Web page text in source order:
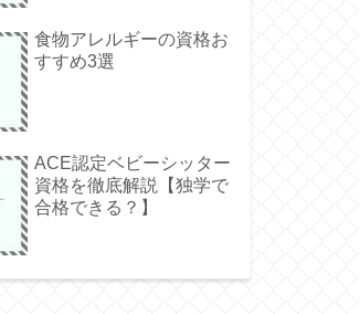
食物アレルギーの資格お
すすめ3選
ACE認定ベビーシッター
資格を徹底解説【独学で
合格できる？】